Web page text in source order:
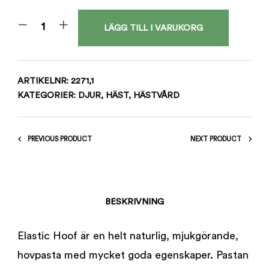
LÄGG TILL I VARUKORG
ARTIKELNR: 2271,1
KATEGORIER: DJUR, HÄST, HÄSTVÅRD
PREVIOUS PRODUCT NEXT PRODUCT
BESKRIVNING
Elastic Hoof är en helt naturlig, mjukgörande,
hovpasta med mycket goda egenskaper. Pastan